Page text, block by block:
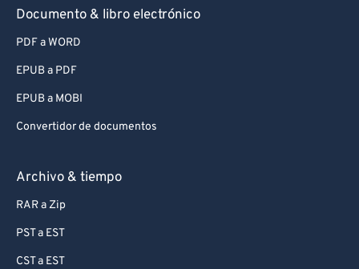
Documento & libro electrónico
PDF a WORD
EPUB a PDF
EPUB a MOBI
Convertidor de documentos
Archivo & tiempo
RAR a Zip
PST a EST
CST a EST